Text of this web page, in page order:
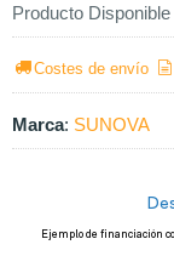
Producto Disponible
Costes de envío
Marca: SUNOVA